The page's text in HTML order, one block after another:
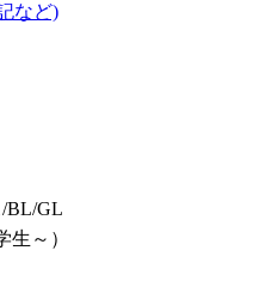
など)
BL/GL
生～）